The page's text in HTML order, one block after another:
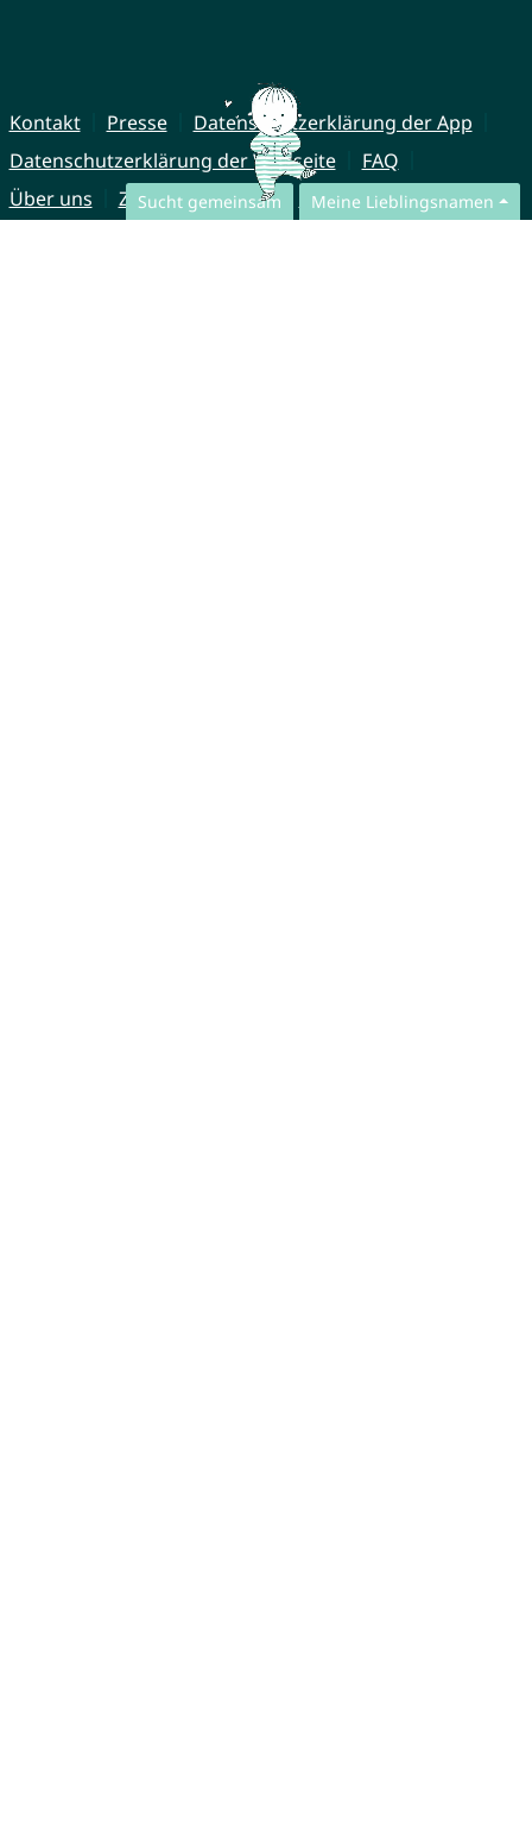
Sucht gemeinsam Meine Lieblingsnamen
Kontakt Presse
Datenschutzerklärung der App
Datenschutzerklärung der Webseite
FAQ
Über uns
Zusammenarbeit Impressum